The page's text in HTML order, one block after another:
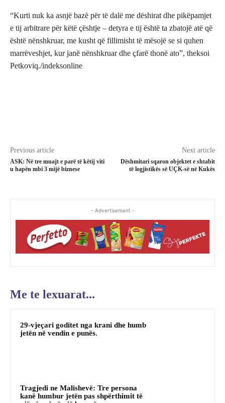
“Kurti nuk ka asnjë bazë për të dalë me dëshirat dhe pikëpamjet
e tij arbitrare për këtë çështje – detyra e tij është ta zbatojë atë që
është nënshkruar, me kusht që fillimisht të mësojë se si quhen
marrëveshjet, kur janë nënshkruar dhe çfarë thonë ato”, theksoi
Petkoviq./indeksonline
Previous article
ASK: Në tre muajt e parë të këtij viti
u hapën mbi 3 mijë biznese
Next article
Dëshmitari sqaron objektet e shtabit
të logjistikës së UÇK-së në Kukës
- Advertisement -
Me te lexuarat...
29-vjeçari goditet nga krani dhe humb
jetën në vendin e punës.
Tragjedi ne Malishevë: Tre persona
kanë humbur jetën pas shpërthimit të